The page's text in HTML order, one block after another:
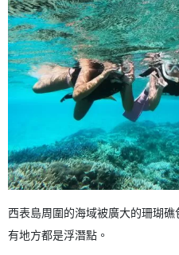
西表島周圍的海域被廣大的珊瑚
有地方都是浮潛點。